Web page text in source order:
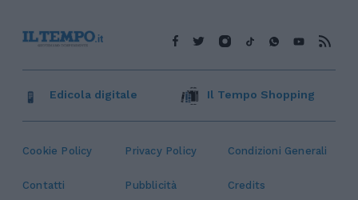
Cookie Policy Privacy Policy Condizioni Generali
Contatti Pubblicità
Credits
Edicola digitale Il Tempo Shopping